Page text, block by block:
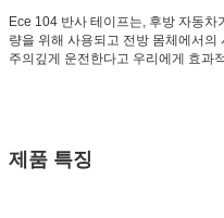
Ece 104 반사 테이프는, 후방 자동차
량을 위해 사용되고 전방 몸체에서
주의깊게 운전한다고 우리에게 효과
제품 특징